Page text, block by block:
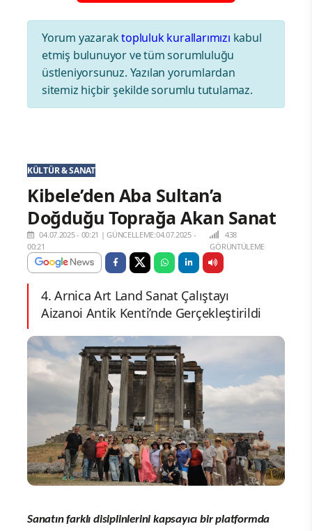
Yorum yazaraktopluluk kurallarımızı kabul
etmiş bulunuyor ve tüm sorumluluğu
üstleniyorsunuz. Yazılan yorumlardan
sitemiz hiçbir şekilde sorumlu tutulamaz.
KÜLTÜR & SANAT
Kibele’den Aba Sultan’a
Doğduğu Toprağa Akan Sanat
04.07.2025 - 00:21 |GÜNCELLEME:04.07.2025 -
00:21
438
GÖRÜNTÜLEME
4. Arnica Art Land Sanat Çalıştayı
Aizanoi Antik Kenti’nde Gerçekleştirildi
Sanatın farklı disiplinlerini kapsayıcı bir platformda